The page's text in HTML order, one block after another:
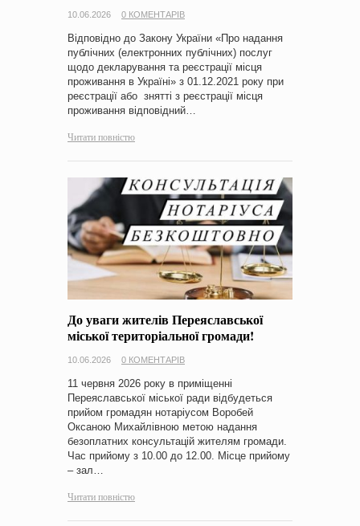
10.06.2026 0 КОМЕНТАРІВ
Відповідно до Закону України «Про надання
публічних (електронних публічних) послуг
щодо декларування та реєстрації місця
проживання в Україні» з 01.12.2021 року при
реєстрації або знятті з реєстрації місця
проживання відповідний…
Читати повністю
До уваги жителів Переяславської
міської територіальної громади!
10.06.2026 0 КОМЕНТАРІВ
11 червня 2026 року в приміщенні
Переяславської міської ради відбудеться
прийом громадян нотаріусом Воробей
Оксаною Михайлівною метою надання
безоплатних консультацій жителям громади.
Час прийому з 10.00 до 12.00. Місце прийому
– зал…
Читати повністю